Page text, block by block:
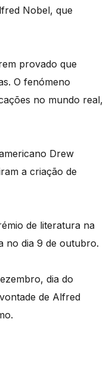
Nobel, que
provado que
O fenómeno
no mundo real,
Drew
a criação de
de literatura na
no dia 9 de outubro.
dia do
de Alfred